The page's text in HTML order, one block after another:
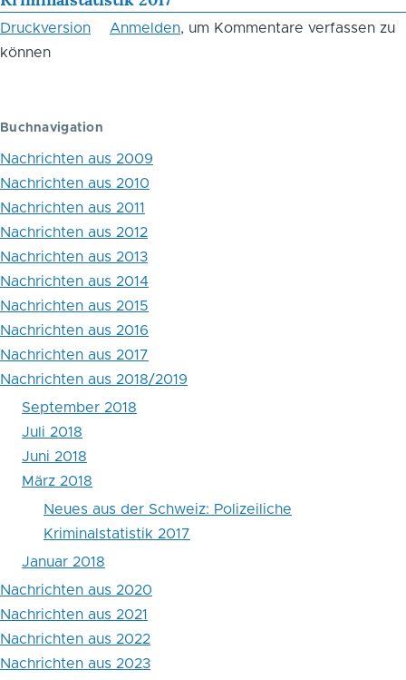
Blättern
im
März
2018
Druckversion Anmelden, um Kommentare verfassen zu
können
Buchnavigation
Nachrichten aus 2009
Nachrichten aus 2010
Nachrichten aus 2011
Nachrichten aus 2012
Nachrichten aus 2013
Nachrichten aus 2014
Nachrichten aus 2015
Nachrichten aus 2016
Nachrichten aus 2017
Nachrichten aus 2018/2019
September 2018
Juli 2018
Juni 2018
März 2018
Neues aus der Schweiz: Polizeiliche
Kriminalstatistik 2017
Januar 2018
Nachrichten aus 2020
Nachrichten aus 2021
Nachrichten aus 2022
Nachrichten aus 2023